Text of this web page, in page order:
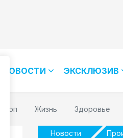
НОВОСТИ ЭКСКЛЮЗИВ
Жизнь Здоровье
Новости